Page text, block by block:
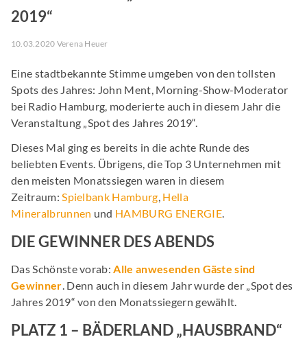
019“
10.03.2020 Verena Heuer
Eine stadtbekannte Stimme umgeben von den tollsten
Spots des Jahres: John Ment, Morning-Show-Moderator
bei Radio Hamburg, moderierte auch in diesem Jahr die
Veranstaltung „Spot des Jahres 2019“.
Dieses Mal ging es bereits in die achte Runde des
beliebten Events. Übrigens, die Top 3 Unternehmen mit
den meisten Monatssiegen waren in diesem
Zeitraum:Spielbank Hamburg, Hella
Mineralbrunnen und HAMBURG ENERGIE.
DIE GEWINNER DES ABENDS
Das Schönste vorab:Alle anwesenden Gäste sind
Gewinner. Denn auch in diesem Jahr wurde der „Spot des
Jahres 2019“ von den Monatssiegern gewählt.
PLATZ 1 – BÄDERLAND „HAUSBRAND“